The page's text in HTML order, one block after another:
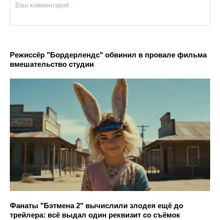
Режиссёр "Бордерлендс" обвинил в провале фильма
вмешательство студии
Фанаты "Бэтмена 2" вычислили злодея ещё до
трейлера: всё выдал один реквизит со съёмок